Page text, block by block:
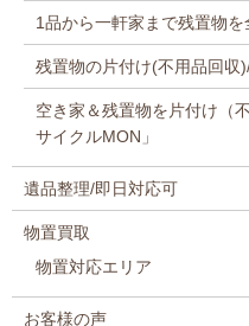
1品から一軒家まで残置物
残置物の片付け(不用品回収
空き家＆残置物を片付け（
サイクルMON」
遺品整理/即日対応可
物置買取
物置対応エリア
お客様の声